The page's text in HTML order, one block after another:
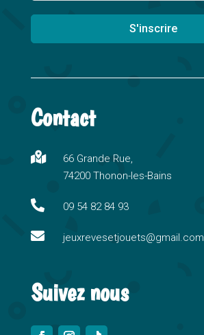
S'inscrire
l
e
n
a
i
e
Contact

66 Grande Rue,
74200 Thonon-les-Bains
 09 54 82 84 93
 jeuxrevesetjouets@gmail.com
Suivez nous